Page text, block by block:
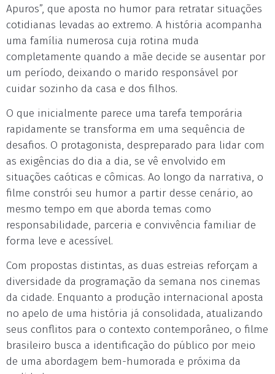
Apuros”, que aposta no humor para retratar situações
cotidianas levadas ao extremo. A história acompanha
uma família numerosa cuja rotina muda
completamente quando a mãe decide se ausentar por
um período, deixando o marido responsável por
cuidar sozinho da casa e dos filhos.
O que inicialmente parece uma tarefa temporária
rapidamente se transforma em uma sequência de
desafios. O protagonista, despreparado para lidar com
as exigências do dia a dia, se vê envolvido em
situações caóticas e cômicas. Ao longo da narrativa, o
filme constrói seu humor a partir desse cenário, ao
mesmo tempo em que aborda temas como
responsabilidade, parceria e convivência familiar de
forma leve e acessível.
Com propostas distintas, as duas estreias reforçam a
diversidade da programação da semana nos cinemas
da cidade. Enquanto a produção internacional aposta
no apelo de uma história já consolidada, atualizando
seus conflitos para o contexto contemporâneo, o filme
brasileiro busca a identificação do público por meio
de uma abordagem bem-humorada e próxima da